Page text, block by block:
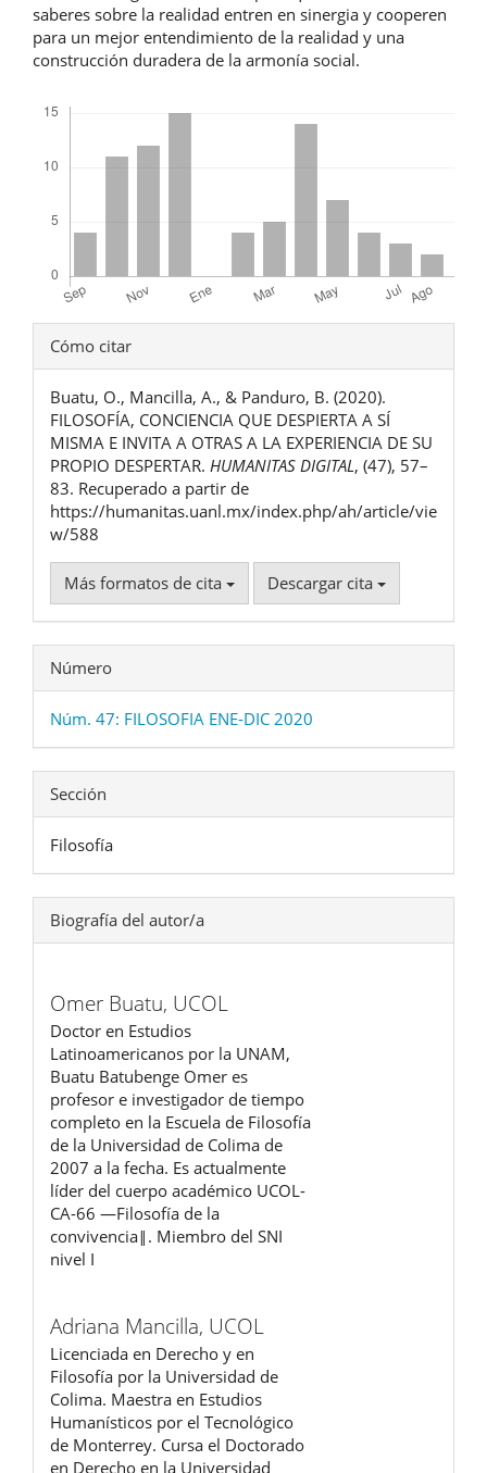
saberes sobre la realidad entren en sinergia y cooperen
para un mejor entendimiento de la realidad y una
construcción duradera de la armonía social.
Detalles
del
artículo
Cómo citar
Buatu, O., Mancilla, A., & Panduro, B. (2020).
FILOSOFÍA, CONCIENCIA QUE DESPIERTA A SÍ
MISMA E INVITA A OTRAS A LA EXPERIENCIA DE SU
PROPIO DESPERTAR. HUMANITAS DIGITAL, (47), 57–
83. Recuperado a partir de
https://humanitas.uanl.mx/index.php/ah/article/vie
w/588
Más formatos de cita Descargar cita
Número
Núm. 47: FILOSOFIA ENE-DIC 2020
Sección
Filosofía
Biografía del autor/a
Omer Buatu, UCOL
Doctor en Estudios
Latinoamericanos por la UNAM,
Buatu Batubenge Omer es
profesor e investigador de tiempo
completo en la Escuela de Filosofía
de la Universidad de Colima de
2007 a la fecha. Es actualmente
líder del cuerpo académico UCOL-
CA-66 ―Filosofía de la
convivencia‖. Miembro del SNI
nivel I
Adriana Mancilla, UCOL
Licenciada en Derecho y en
Filosofía por la Universidad de
Colima. Maestra en Estudios
Humanísticos por el Tecnológico
de Monterrey. Cursa el Doctorado
en Derecho en la Universidad